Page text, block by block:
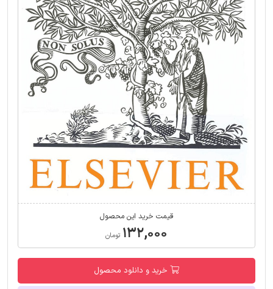
قیمت خرید این محصول
۱۳۲,۰۰۰ تومان
خرید و دانلود محصول